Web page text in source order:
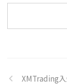
XMTrading